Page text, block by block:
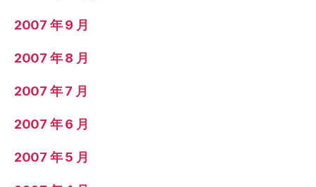
2007 年 9 月
2007 年 8 月
2007 年 7 月
2007 年 6 月
2007 年 5 月